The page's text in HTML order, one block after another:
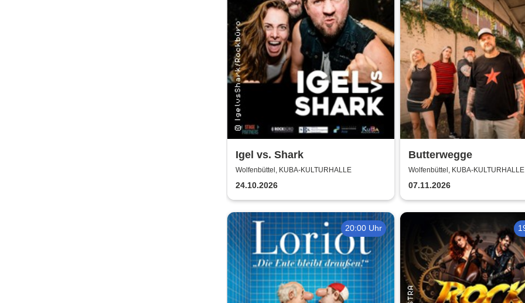
Igel vs. Shark
Wolfenbüttel, KUBA-KULTURHALLE
24.10.2026
Butterwegge
Wolfenbüttel, KUBA-KULTURHALLE
07.11.2026
20:00 Uhr